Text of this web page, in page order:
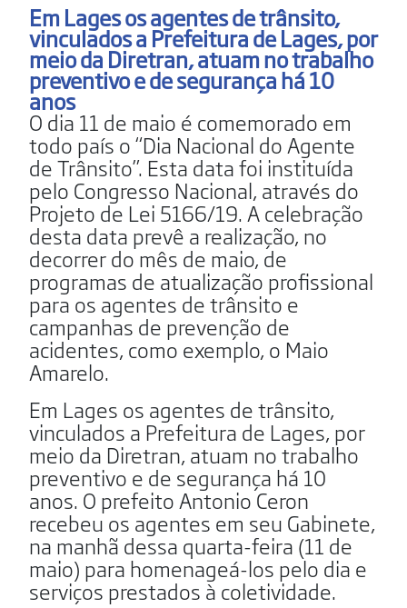
Em Lages os agentes de trânsito,
vinculados a Prefeitura de Lages, por
meio da Diretran, atuam no trabalho
preventivo e de segurança há 10
anos
O dia 11 de maio é comemorado em
todo país o “Dia Nacional do Agente
de Trânsito”. Esta data foi instituída
pelo Congresso Nacional, através do
Projeto de Lei 5166/19. A celebração
desta data prevê a realização, no
decorrer do mês de maio, de
programas de atualização profissional
para os agentes de trânsito e
campanhas de prevenção de
acidentes, como exemplo, o Maio
Amarelo.
Em Lages os agentes de trânsito,
vinculados a Prefeitura de Lages, por
meio da Diretran, atuam no trabalho
preventivo e de segurança há 10
anos. O prefeito Antonio Ceron
recebeu os agentes em seu Gabinete,
na manhã dessa quarta-feira (11 de
maio) para homenageá-los pelo dia e
serviços prestados à coletividade.